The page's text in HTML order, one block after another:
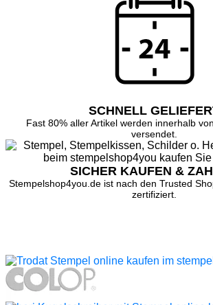
SCHNELL
Fast 80% aller Artikel werden innerhalb
versendet.
SICHER KAUFEN &
Stempelshop4you.de ist nach den Trusted
zertifiziert.